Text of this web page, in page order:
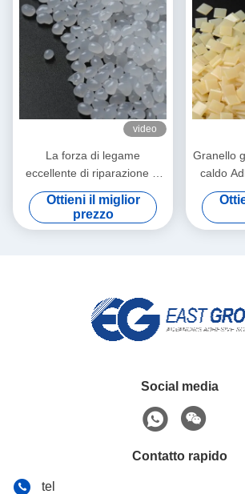
video
La forza di legame
eccellente di riparazione di
slittamento di EVA fusione a
caldo colla Anti del tappeto
appallottola il grano
Ottieni il miglior
prezzo
Granello
caldo
Social media
Contatto rapido
tel